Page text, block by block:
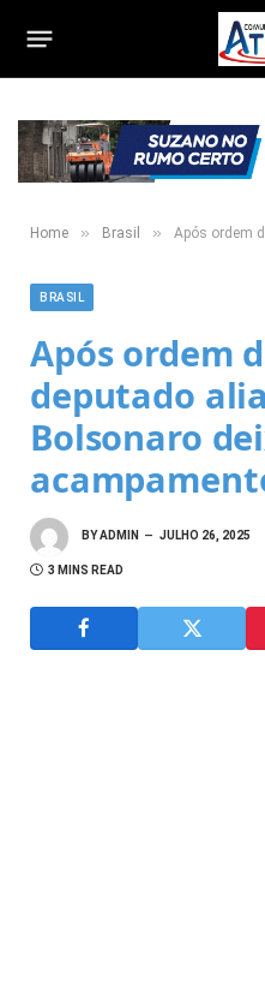
Home » Brasil » Após ordem de
BRASIL
Após ordem
deputado
Bolsonaro
BYADMIN JULHO 26, 2025
3 MINS READ